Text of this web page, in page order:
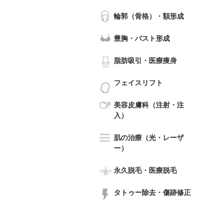
輪郭（骨格）・額形成
豊胸・バスト形成
脂肪吸引・医療痩身
フェイスリフト
美容皮膚科（注射・注
入）
肌の治療（光・レーザ
ー）
永久脱毛・医療脱毛
タトゥー除去・傷跡修正